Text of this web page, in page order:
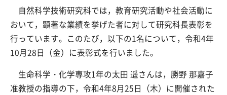
自然科学技術研究科では，教育研究活動や社会活動に
おいて，顕著な業績を挙げた者に対して研究科長表彰を
行っています。このたび，以下の1名について，令和4年
10月28日（金）に表彰式を行いました。
生命科学・化学専攻1年の太田 遥さんは，勝野 那嘉子
准教授の指導の下，令和4年8月25日（木）に開催された